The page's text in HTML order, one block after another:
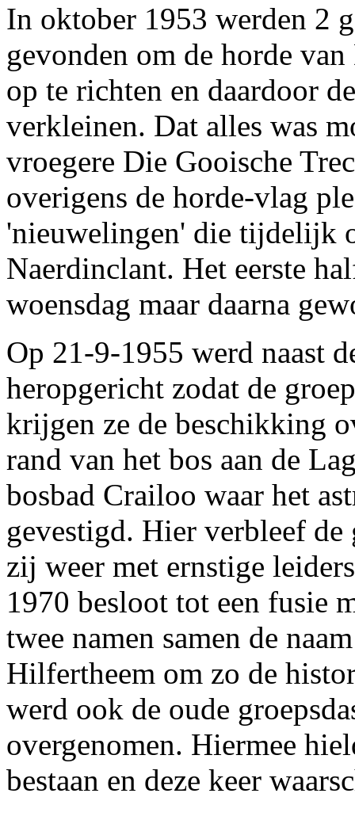
In oktober 1953 werden 2
gevonden om de horde
op te richten en daardoor
verkleinen. Dat alles was
vroegere Die Gooische
overigens de horde-vlag
'nieuwelingen' die tijdelijk
Naerdinclant. Het eerste
woensdag maar daarna
Op 21-9-1955 werd naast
heropgericht zodat de
krijgen ze de beschikking
rand van het bos aan de
bosbad Crailoo waar het
gevestigd. Hier verbleef de
zij weer met ernstige
1970 besloot tot een fusie
twee namen samen de
Hilfertheem om zo de
werd ook de oude
overgenomen. Hiermee
bestaan en deze keer